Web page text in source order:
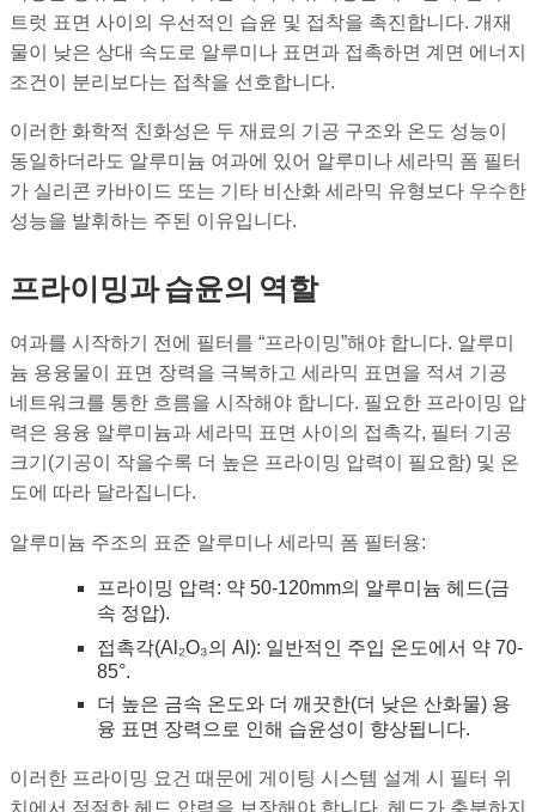
트럿 표면 사이의 우선적인 습윤 및 접착을 촉진합니다. 개재
물이 낮은 상대 속도로 알루미나 표면과 접촉하면 계면 에너지
조건이 분리보다는 접착을 선호합니다.
이러한 화학적 친화성은 두 재료의 기공 구조와 온도 성능이
동일하더라도 알루미늄 여과에 있어 알루미나 세라믹 폼 필터
가 실리콘 카바이드 또는 기타 비산화 세라믹 유형보다 우수한
성능을 발휘하는 주된 이유입니다.
프라이밍과 습윤의 역할
여과를 시작하기 전에 필터를 “프라이밍”해야 합니다. 알루미
늄 용융물이 표면 장력을 극복하고 세라믹 표면을 적셔 기공
네트워크를 통한 흐름을 시작해야 합니다. 필요한 프라이밍 압
력은 용융 알루미늄과 세라믹 표면 사이의 접촉각, 필터 기공
크기(기공이 작을수록 더 높은 프라이밍 압력이 필요함) 및 온
도에 따라 달라집니다.
알루미늄 주조의 표준 알루미나 세라믹 폼 필터용:
프라이밍 압력: 약 50-120mm의 알루미늄 헤드(금
속 정압).
접촉각(Al₂O₃의 Al): 일반적인 주입 온도에서 약 70-
85°.
더 높은 금속 온도와 더 깨끗한(더 낮은 산화물) 용
융 표면 장력으로 인해 습윤성이 향상됩니다.
이러한 프라이밍 요건 때문에 게이팅 시스템 설계 시 필터 위
치에서 적절한 헤드 압력을 보장해야 합니다. 헤드가 충분하지